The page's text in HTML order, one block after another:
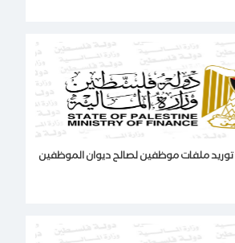
عطاء رقم 112 / 2023 توريد ملفات موظفين لصالح ديوان الموظفين